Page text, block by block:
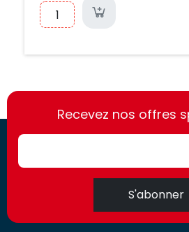
https://france-
access.fr
https://france-
access.fr
Recevez nos offres
S'abonner